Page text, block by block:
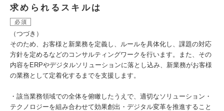
求められるスキルは
必須
（つづき）
そのため、お客様と新業務を定義し、ルールを具体化し、課題の対応
方針を定めるなどのコンサルティングワークを行います。また、その
内容をERPやデジタルソリューションに落とし込み、新業務がお客様
の業務として定着化するまでを支援します。
・該当業務領域での全体を俯瞰したうえで、適切なソリューション・
テクノロジーを組み合わせて効果創出・デジタル変革を推進すること